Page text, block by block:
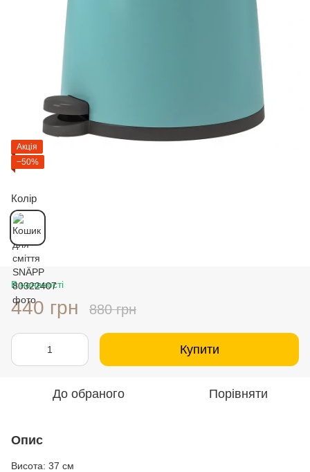
Акція
−50%
Колір
В наявності
440 грн 880 грн
Купити
До обраного Порівняти
Опис
Висота: 37 см